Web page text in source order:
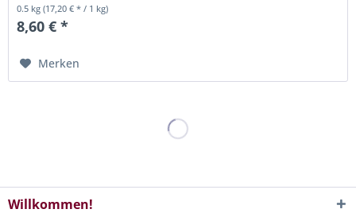
0.5 kg(17,20 € * / 1 kg)
8,60 € *
Merken
Willkommen!